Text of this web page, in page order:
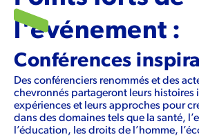
l'événement :
Conférences
Des conférenciers renommés et des
chevronnés partageront leurs histoires
expériences et leurs approches pour
dans des domaines tels que la santé,
l’éducation, les droits de l’homme,